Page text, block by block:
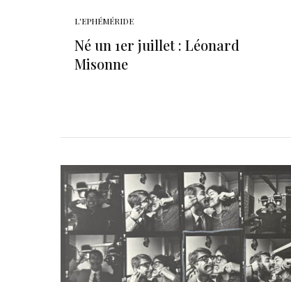
L'EPHÉMÉRIDE
Né un 1er juillet : Léonard
Misonne